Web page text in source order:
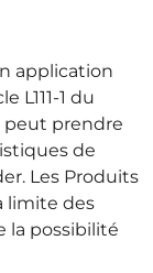
application
L111-1 du
peut prendre
de
Les Produits
limite des
la possibilité